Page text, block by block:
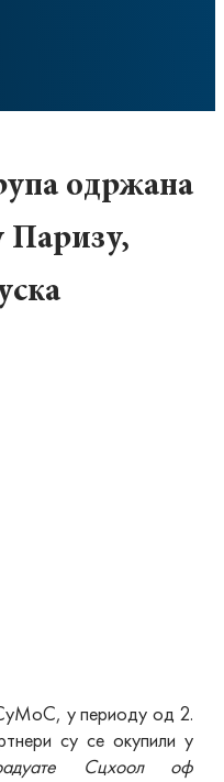
одржана
у периоду од 2.
су се окупили у
Сцхоол
оф